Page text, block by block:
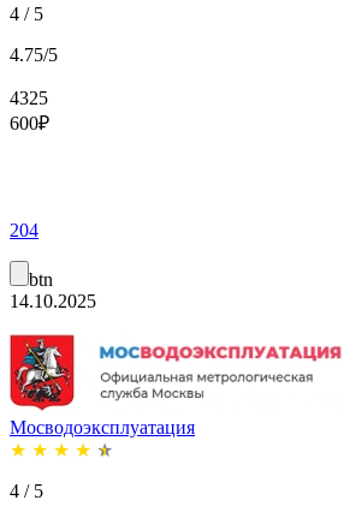
4 / 5
4.75/5
4325
600₽
204
btn
14.10.2025
Мосводоэксплуатация
★ ★ ★ ★ ★
4 / 5